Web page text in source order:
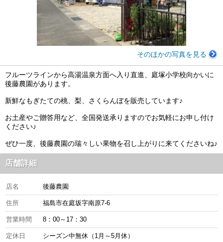
そのほかの写真を見る
フルーツラインから高湯温泉方面へ入り直進、庭塚小学校向かいに
後藤農園があります。
新鮮なもぎたての桃、梨、さくらんぼを販売しています♪
お土産やご贈答用など、全国発送承りますのでお気軽にお申し付け
ください♪
ぜひ一度、後藤農園の瑞々しい果物を召し上がりに来てくださいね♪
店舗詳細
店名 後藤農園
住所 福島市在庭坂字南原7-6
営業時間 8：00～17：30
定休日 シーズン中無休（1月～5月休）